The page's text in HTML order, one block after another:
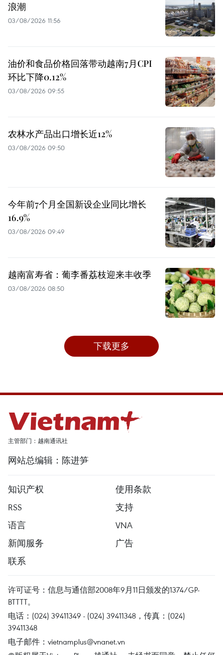
浪潮
03/08/2026 11:56
油价和食品价格回落带动越南7月CPI
环比下降0.12%
03/08/2026 09:55
农林水产品出口增长近12%
03/08/2026 09:50
今年前7个月全国新设企业同比增长
16.9%
03/08/2026 09:49
越南富寿省：葡李番荔枝迎来丰收季
03/08/2026 08:50
下载更多
主管部门：越南通讯社
网站总编辑：陈进笋
知识产权
使用条款
RSS
支持
语言
VNA
新闻服务
广告
联系
许可证号：信息与通信部2008年9月11日颁发的1374/GP-
BTTTT。
电话：(024) 39411349 - (024) 39411348，传真：(024)
39411348
电子邮件： vietnamplus@vnanet.vn